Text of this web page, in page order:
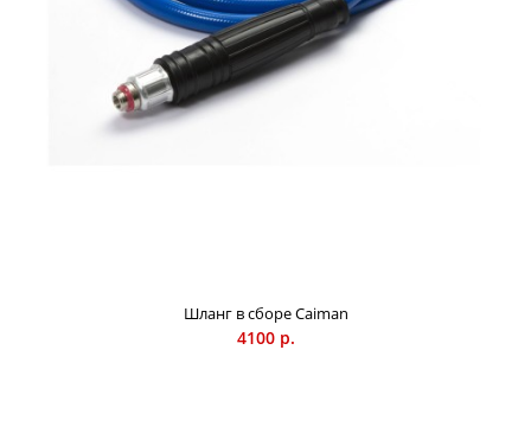
Лёгкий шланг, диаметром 8,5 мм с металлическими
фитингами, длиной 50 метров. Максимальное рабочее
давление 50 Бар.
Шланг в сборе Caiman
4100 р.